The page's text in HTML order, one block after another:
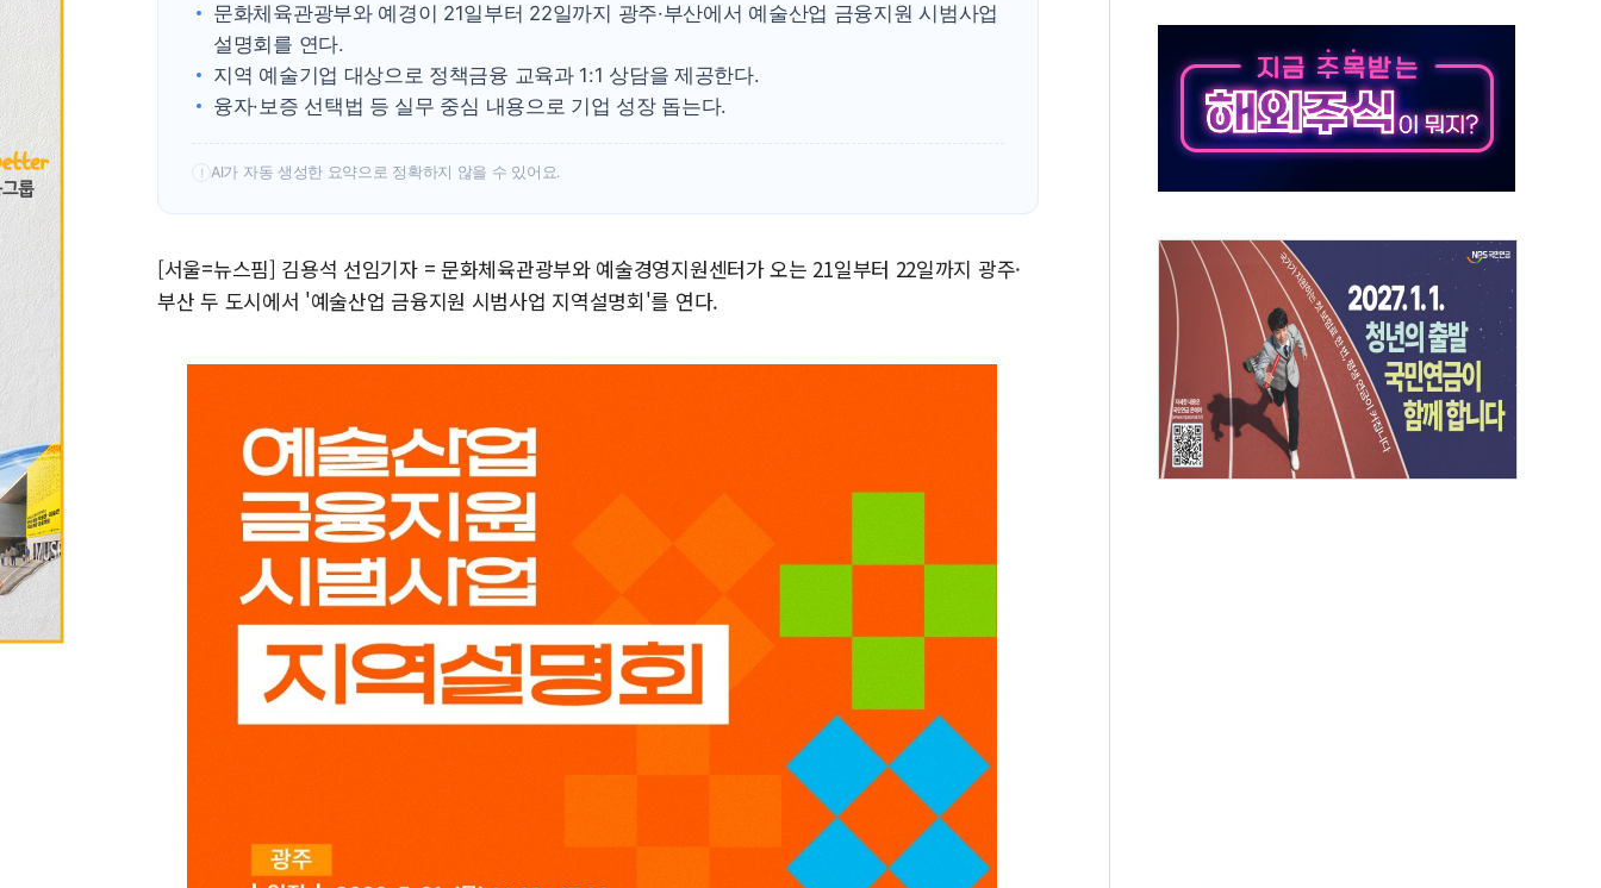
컴투스 '제우스: 오만의 신' 26일 출시, 유저의 캐릭터가 AI로 플레이한다
네이버 클립, 시청 만으로 혜택 얻는 피드코인 이벤트 진행
서울 재건축·재개발 정상화시 5년 내 9만가구 순증...이주 대란도 제한적
문화체육관광부와 예경이 21일부터 22일까지 광주·부산에서 예술산업 금융지원 시범사업
설명회를 연다.
지역 예술기업 대상으로 정책금융 교육과 1:1 상담을 제공한다.
융자·보증 선택법 등 실무 중심 내용으로 기업 성장 돕는다.
! AI가 자동 생성한 요약으로 정확하지 않을 수 있어요.
[서울=뉴스핌] 김용석 선임기자 = 문화체육관광부와 예술경영지원센터가 오는 21일부터 22일까지 광주·
부산 두 도시에서 '예술산업 금융지원 시범사업 지역설명회'를 연다.